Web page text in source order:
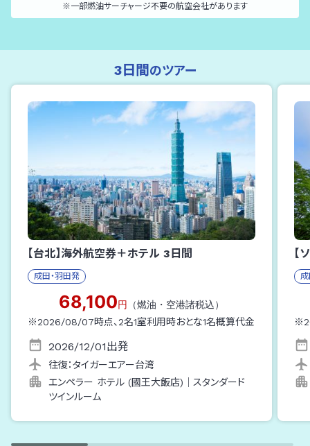
※一部燃油サーチャージ不要の航空会社があります
3日間 のツアー
【台北】海外航空券＋ホテル 3 日間
成田・羽田発
68,100円 （燃油・空港諸税込）
※2026/08/07時点、2名1室利用時おとな1名概算代金
2026/12/01出発
往復：タイガーエアー台湾
エンペラー ホテル (國王大飯店)
スタンダード
ツインルーム
【
成
※